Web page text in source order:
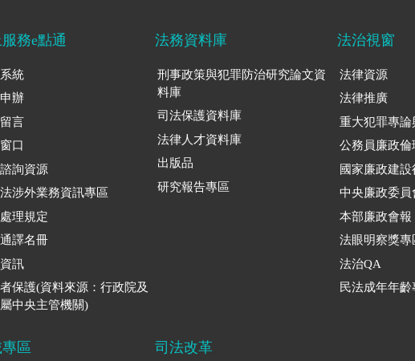
務e點通
統
辦
言
口
詢資源
涉外業務資訊專區
理規定
譯名冊
訊
保護(資料來源：行政院及
中央主管機關)
法務資料庫
刑事政策與犯罪防治研究論文資
料庫
司法保護資料庫
法律人才資料庫
出版品
研究報告專區
法治視窗
法律資源
法律推廣
重大犯罪專論
公務員廉政倫
國家廉政建設
中央廉政委員
本部廉政會報
法眼明察獎專
法治QA
民法成年年齡
區 司法改革